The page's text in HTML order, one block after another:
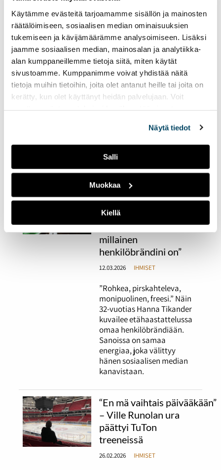
Käytämme evästeitä tarjoamamme sisällön ja mainosten
räätälöimiseen, sosiaalisen median ominaisuuksien
tukemiseen ja kävijämäärämme analysoimiseen. Lisäksi
jaamme sosiaalisen median, mainosalan ja analytiikka-
alan kumppaneillemme tietoja siitä, miten käytät
sivustoamme. Kumppanimme voivat yhdistää näitä
tietoja muihin tietoihin, joita olet antanut heille tai joita on
kerätty, kun olet käyttänyt heidän palvelujaan. Voit
Näytä tiedot
Salli
Muokkaa
Kiellä
Jääkiekon jälkeen –
Ville Runola loi
polkunsa uudelleen
23.03.2026 IHMISET
Ville Runola, 33, on entinen
jääkiekkoilija ja nykyinen
liikemies. Loukkaantuminen
visio ja taskussaan noin 250
hän luonnollisesti halusi
hyödyntää.
Hanna Tikanderin
vahvan brändin
salaisuus –”En istunut
alas miettimään
millainen
henkilöbrändini on”
12.03.2026 IHMISET
”Rohkea, pirskahteleva,
monipuolinen, freesi.” Näin
32-vuotias Hanna Tikander
kuvailee etähaastattelussa
omaa henkilöbrändiään.
Sanoissa on samaa
energiaa, joka välittyy
hänen sosiaalisen median
kanavistaan.
“En mä vaihtais päivääkään”
– Ville Runolan ura
päättyi TuTon
treeneissä
26.02.2026 IHMISET